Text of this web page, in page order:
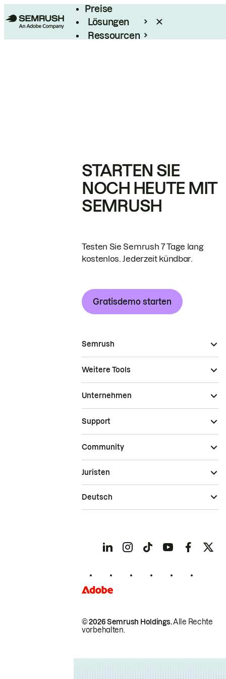
Preise
Lösungen
Ressourcen
STARTEN SIE
NOCH HEUTE MIT
SEMRUSH
Testen Sie Semrush 7 Tage lang
kostenlos. Jederzeit kündbar.
Gratisdemo starten
Semrush
Weitere Tools
Unternehmen
Support
Community
© 2026 Semrush Holdings.Alle Rechte
vorbehalten.
Juristen
Deutsch